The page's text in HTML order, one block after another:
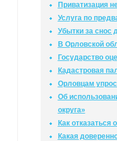
Приватизация
Услуга по
Убытки за снос
В Орловской
Государство
Кадастровая
Орловцам
Об
округа»
Как отказаться
Какая